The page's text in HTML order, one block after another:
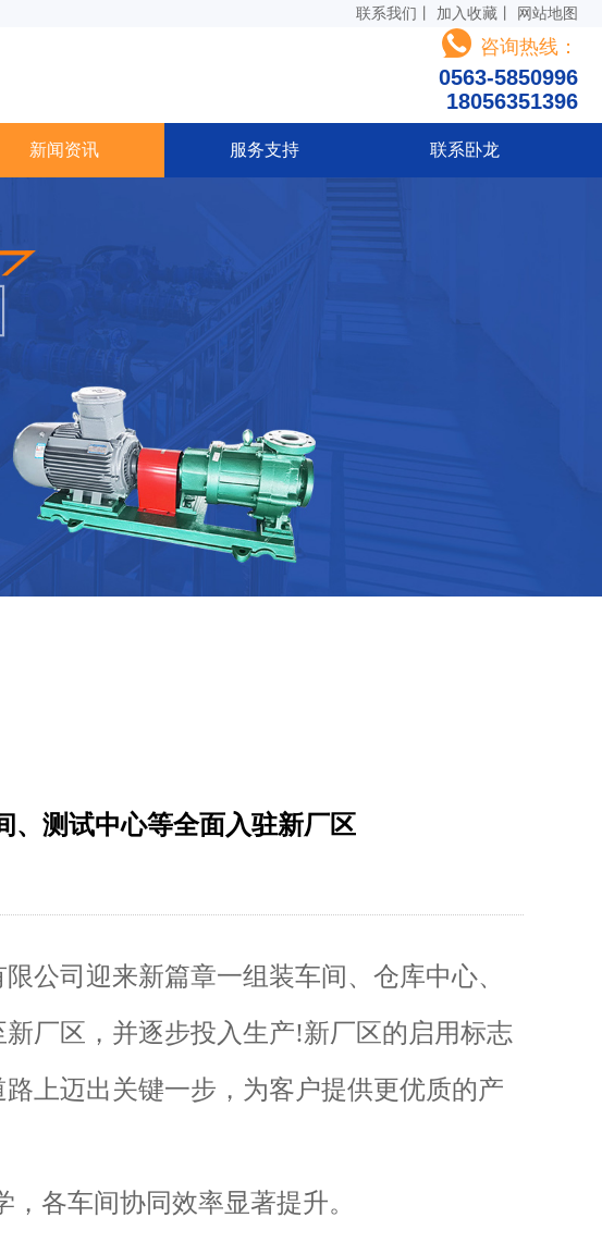
联系我们 加入收藏 网站地图
咨询热线：
0563-5850996
18056351396
新闻资讯 服务支持 联系卧龙
、测试中心等全面入驻新厂区
公司迎来新篇章一组装车间、仓库中心、
厂区，并逐步投入生产!新厂区的启用标志
上迈出关键一步，为客户提供更优质的产
各车间协同效率显著提升。